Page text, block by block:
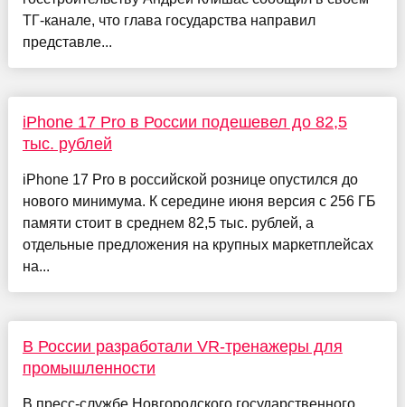
ТГ-канале, что глава государства направил
представле...
iPhone 17 Pro в России подешевел до 82,5
тыс. рублей
iPhone 17 Pro в российской рознице опустился до
нового минимума. К середине июня версия с 256 ГБ
памяти стоит в среднем 82,5 тыс. рублей, а
отдельные предложения на крупных маркетплейсах
на...
В России разработали VR-тренажеры для
промышленности